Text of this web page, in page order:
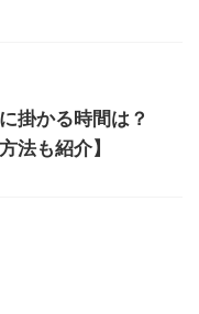
掛かる時間は？
法も紹介】